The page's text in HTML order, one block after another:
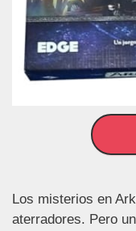
Los misterios en
aterradores. Pero